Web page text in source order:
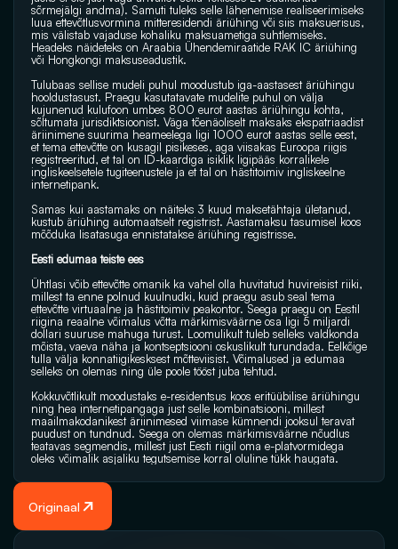
sõrmejälgi andma). Samuti tuleks selle lähenemise realiseerimiseks
luua ettevõtlusvormina mitteresidendi äriühing või siis maksuerisus,
mis välistab vajaduse kohaliku maksuametiga suhtlemiseks.
Headeks näideteks on Araabia Ühendemiraatide RAK IC äriühing
või Hongkongi maksuseadustik.
Tulubaas sellise mudeli puhul moodustub iga-aastasest äriühingu
hooldustasust. Praegu kasutatavate mudelite puhul on välja
kujunenud kulufoon umbes 800 eurot aastas äriühingu kohta,
sõltumata jurisdiktsioonist. Väga tõenäoliselt maksaks ekspatriaadist
äriinimene suurima heameelega ligi 1000 eurot aastas selle eest,
et tema ettevõtte on kusagil pisikeses, aga viisakas Euroopa riigis
registreeritud, et tal on ID-kaardiga isiklik ligipääs korralikele
ingliskeelsetele tugiteenustele ja et tal on hästitoimiv ingliskeelne
internetipank.
Samas kui aastamaks on näiteks 3 kuud maksetähtaja ületanud,
kustub äriühing automaatselt registrist. Aastamaksu tasumisel koos
mõõduka lisatasuga ennistatakse äriühing registrisse.
Eesti edumaa teiste ees
Ühtlasi võib ettevõtte omanik ka vahel olla huvitatud huvireisist riiki,
millest ta enne polnud kuulnudki, kuid praegu asub seal tema
ettevõtte virtuaalne ja hästitoimiv peakontor. Seega praegu on Eestil
riigina reaalne võimalus võtta märkimisväärne osa ligi 5 miljardi
dollari suuruse mahuga turust. Loomulikult tuleb selleks valdkonda
mõista, vaeva näha ja kontseptsiooni oskuslikult turundada. Eelkõige
tulla välja konnatiigikesksest mõtteviisist. Võimalused ja edumaa
selleks on olemas ning üle poole tööst juba tehtud.
Kokkuvõtlikult moodustaks e-residentsus koos eritüübilise äriühingu
ning hea internetipangaga just selle kombinatsiooni, millest
maailmakodanikest äriinimesed viimase kümnendi jooksul teravat
puudust on tundnud. Seega on olemas märkimisväärne nõudlus
teatavas segmendis, millest just Eesti riigil oma e-platvormidega
oleks võimalik asjaliku tegutsemise korral oluline tükk haugata.
Originaal